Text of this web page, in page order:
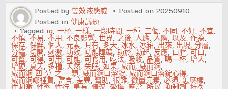
Posted by雙效液態威 Posted on20250910
Posted in健康議題
Tagged ig,一杯,一樣,一段時間,一種, 三個,不同,不好,不宜,
不慎,不易,不用,不良影響,世界, 之後,人應,人體,以及,作為,
保存,保鮮,個人,元素,具有,冬天,冰水,冰箱, 出來, 出現,分層,
分鐘,切開,刺激,功效,功能障礙,助於,勃起, 反應, 口腔,可口,
可幫,可得,可用,可能,可食用, 吃法, 吸收, 品質, 喝一杯,增大,
增硬, 夏天, 多種, 天然,失眠,如果,威而,威而鋼,
威而鋼 四 分 之 一顆,威而鋼口溶錠,威而鋼口溶錠心得,
威而鋼哪裡買, 富含,差異,幫助,很難,微量元素,必須, 怎麼樣,